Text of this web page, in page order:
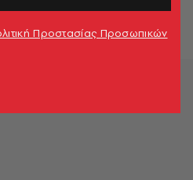
Προστασίας Προσωπικών